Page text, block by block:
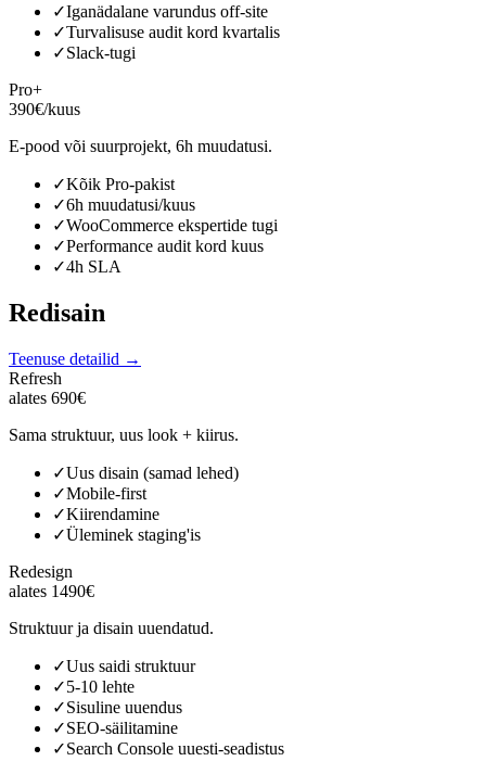
✓Iganädalane varundus off-site
✓Turvalisuse audit kord kvartalis
✓Slack-tugi
Pro+
390€/kuus
E-pood või suurprojekt, 6h muudatusi.
✓Kõik Pro-pakist
✓6h muudatusi/kuus
✓WooCommerce ekspertide tugi
✓Performance audit kord kuus
✓4h SLA
Redisain
Teenuse detailid →
Refresh
alates 690€
Sama struktuur, uus look + kiirus.
✓Uus disain (samad lehed)
✓Mobile-first
✓Kiirendamine
✓Üleminek staging'is
Redesign
alates 1490€
Struktuur ja disain uuendatud.
✓Uus saidi struktuur
✓5-10 lehte
✓Sisuline uuendus
✓SEO-säilitamine
✓Search Console uuesti-seadistus